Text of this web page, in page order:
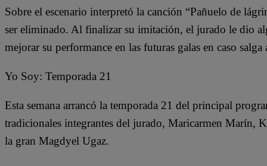
Sobre el escenario interpretó la canción “Pañuelo de
ser eliminado. Al finalizar su imitación, el jurado le dio
mejorar su performance en las futuras galas en caso salga
Yo Soy: Temporada 21
Esta semana arrancó la temporada 21 del principal
tradicionales integrantes del jurado, Maricarmen Marín,
la gran Magdyel Ugaz.